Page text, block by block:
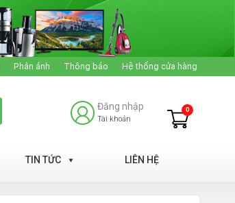
Phản ánh Thông báo Hệ thống cửa hàng
Đăng nhập
Tài khoản
0
TIN TỨC LIÊN HỆ